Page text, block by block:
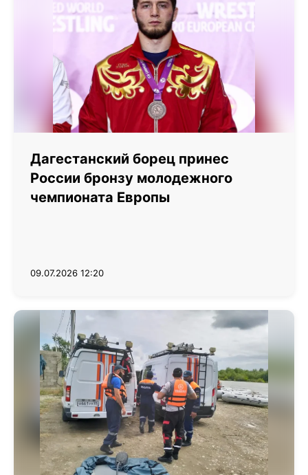
Дагестанский борец принес
России бронзу молодежного
чемпионата Европы
09.07.2026 12:20